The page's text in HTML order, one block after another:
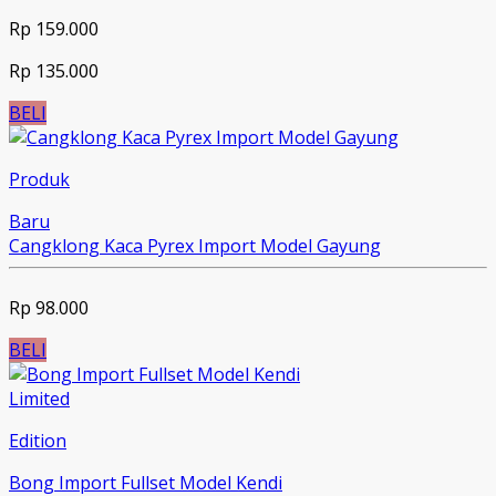
Rp 159.000
Rp 135.000
BELI
Produk
Baru
Cangklong Kaca Pyrex Import Model Gayung
Rp 98.000
BELI
Limited
Edition
Bong Import Fullset Model Kendi